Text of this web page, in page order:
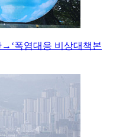
폭염대응 비상대책본